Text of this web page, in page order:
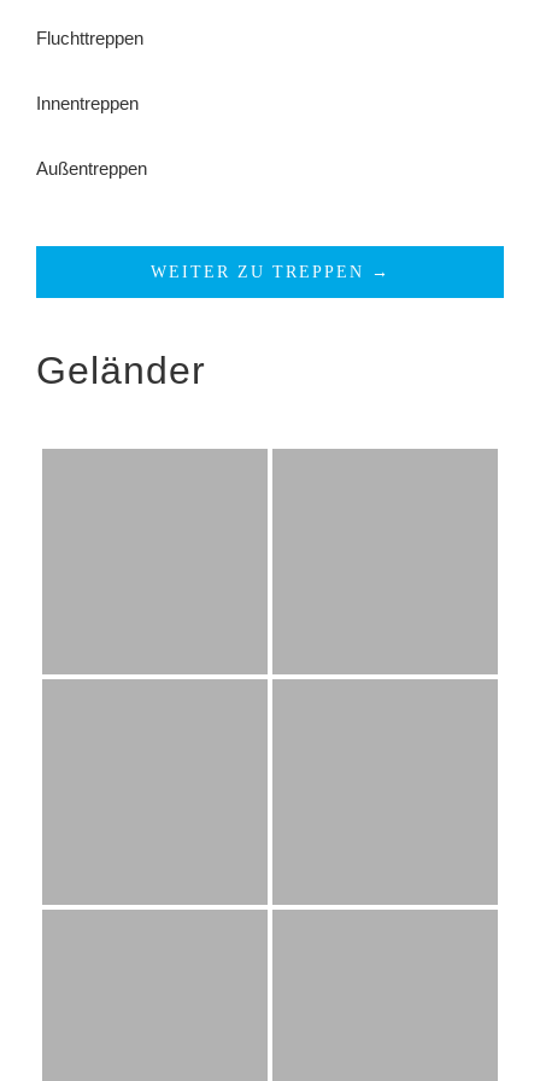
Fluchttreppen
Innentreppen
Außentreppen
WEITER ZU TREPPEN →
Geländer